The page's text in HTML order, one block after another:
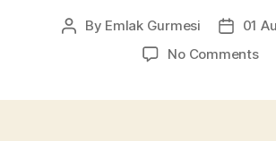
Post
By Emlak Gurmesi
Post01
No Commentson